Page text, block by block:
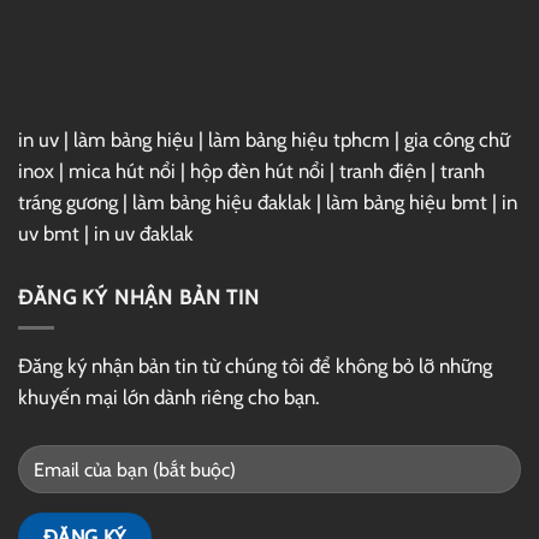
in uv | làm bảng hiệu | làm bảng hiệu tphcm | gia công chữ
inox | mica hút nổi | hộp đèn hút nổi | tranh điện | tranh
tráng gương | làm bảng hiệu đaklak | làm bảng hiệu bmt | in
uv bmt | in uv đaklak
ĐĂNG KÝ NHẬN BẢN TIN
Đăng ký nhận bản tin từ chúng tôi để không bỏ lỡ những
khuyến mại lớn dành riêng cho bạn.